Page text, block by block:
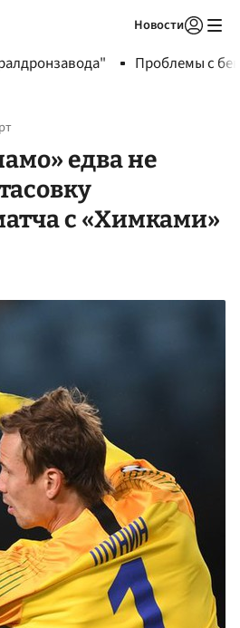
Новости
Проблемы с
едва не
с «Химками»